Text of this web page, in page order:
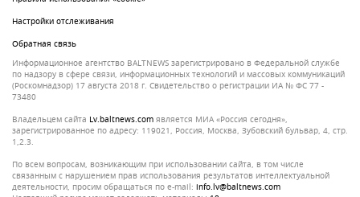
Настройки отслеживания
Обратная связь
Информационное агентство BALTNEWS зарегистрировано в Федеральной службе
по надзору в сфере связи, информационных технологий и массовых коммуникаций
(Роскомнадзор) 17 августа 2018 г. Свидетельство о регистрации ИА № ФС 77 -
73480
Владельцем сайта lv.baltnews.com является МИА «Россия сегодня»,
зарегистрированное по адресу: 119021, Россия, Москва, Зубовский бульвар, 4, стр.
1,2.3.
По всем вопросам, возникающим при использовании сайта, в том числе
связанным с нарушением прав использования результатов интеллектуальной
деятельности, просим обращаться по e-mail: info.lv@baltnews.com